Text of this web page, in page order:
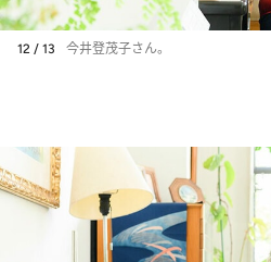
12 / 13 今井登茂子さん。